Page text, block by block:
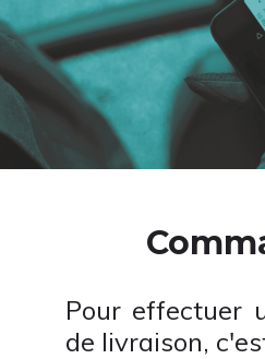
Pour effectuer
de livraison,